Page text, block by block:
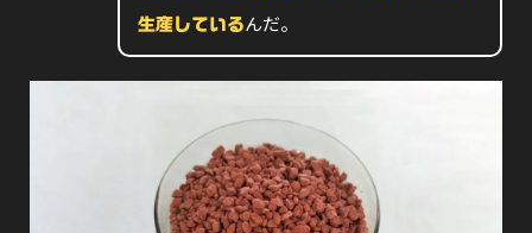
生産しているんだ。